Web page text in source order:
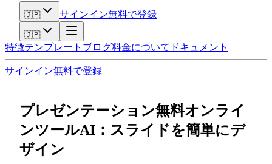
🇯🇵 サインイン無料で登録
🇯🇵
特徴テンプレート ブログ料金について ドキュメント
サインイン無料で登録
プレゼンテーション無料オンライ
ンツールAI：スライドを簡単にデ
ザイン